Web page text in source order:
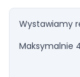
Wystawiamy
Maksymalnie